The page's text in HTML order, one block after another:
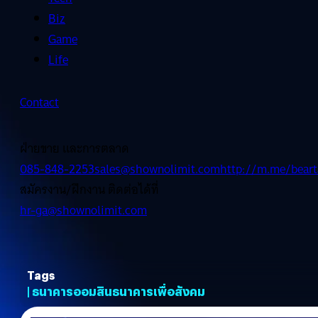
Biz
Game
Life
Contact
ฝ่ายขาย และการตลาด
085-848-2253sales@shownolimit.comhttp://m.me/
สมัครงาน/ฝึกงาน ติดต่อได้ที่
hr-ga@shownolimit.com
Tags
| ธนาคารออมสินธนาคารเพื่อสังคม